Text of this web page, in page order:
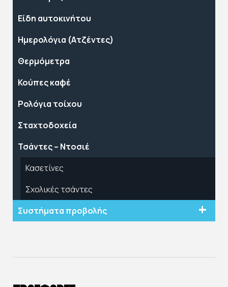
Είδη αυτοκινήτου
Ημερολόγια (Ατζέντες)
Θερμόμετρα
Κούπες καφέ
Ρολόγια τοίχου
Σταχτοδοχεία
Τσάντες – Ντοσιέ
Κασετίνες
Σχολικές τσάντες
Συστήματα προβολής